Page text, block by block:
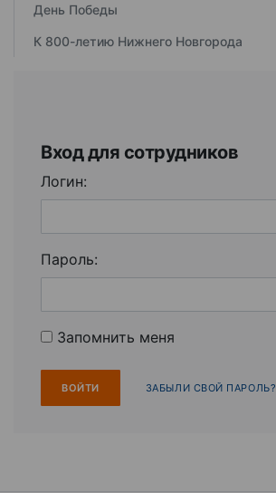
День Победы
К 800-летию Нижнего Новгорода
Вход для сотрудников
Логин:
Пароль:
Запомнить меня
ЗАБЫЛИ СВОЙ ПАРОЛЬ?